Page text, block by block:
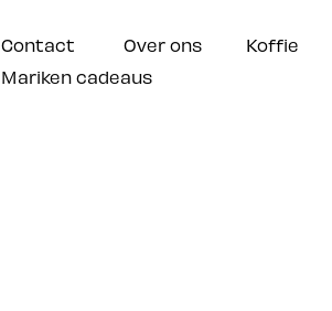
Contact Over ons Koffie
Mariken cadeaus